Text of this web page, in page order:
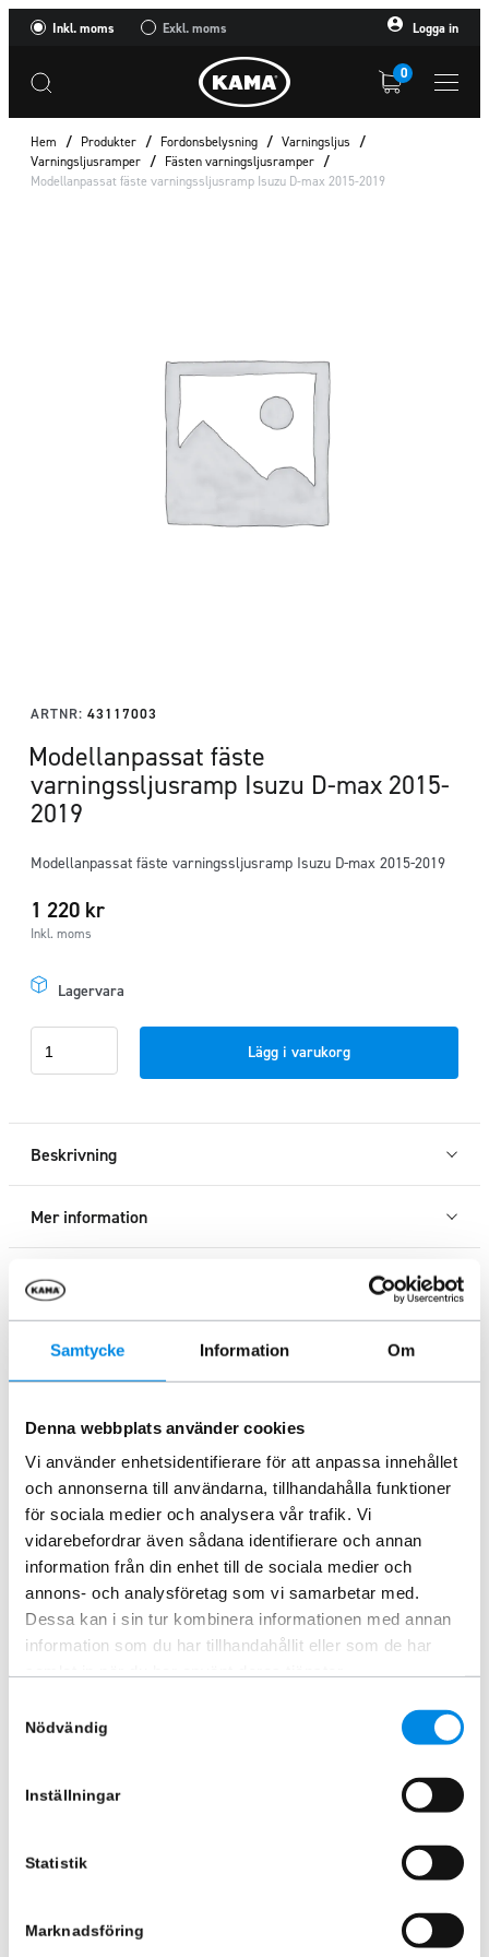
Samtycke Information Om
Denna webbplats använder cookies
Vi använder enhetsidentifierare för att anpassa innehållet
och annonserna till användarna, tillhandahålla funktioner
för sociala medier och analysera vår trafik. Vi
vidarebefordrar även sådana identifierare och annan
information från din enhet till de sociala medier och
annons- och analysföretag som vi samarbetar med.
Dessa kan i sin tur kombinera informationen med annan
information som du har tillhandahållit eller som de har
Nödvändig
Inställningar
Statistik
Marknadsföring
Inkl. moms Exkl. moms Logga in
0
Hem / Produkter / Fordonsbelysning / Varningsljus
/
Varningsljusramper / Fästen varningsljusramper /
Modellanpassat fäste varningssljusramp Isuzu D-max 2015-2019
ARTNR: 43117003
Modellanpassat fäste
varningssljusramp Isuzu D-max 2015-
2019
Modellanpassat fäste varningssljusramp Isuzu D-max 2015-2019
1 220 kr
Inkl. moms
Lagervara
Isuzu
D-
2019
Lägg i varukorg
Beskrivning
Mer information
Specifikation
Modellanpassat fäste
2015-2019
43117003
Inkl. moms